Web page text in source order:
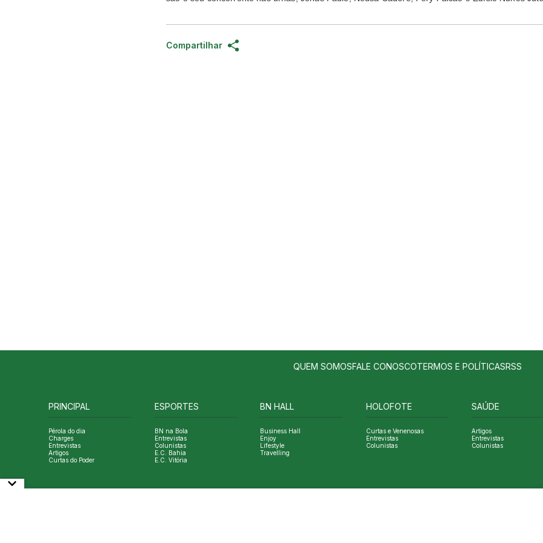
Compartilhar
QUEM SOMOSFALE CONOSCOTERMOS E POLÍTICASRSS
PRINCIPAL
Pérola do dia
Charges
Entrevistas
Artigos
Curtas do Poder
ESPORTES
BN na Bola
Entrevistas
Colunistas
E.C. Bahia
E.C. Vitória
BN HALL
Business Hall
Enjoy
Lifestyle
Travelling
HOLOFOTE
Curtas e Venenosas
Entrevistas
Colunistas
SAÚDE
Artigos
Entrevistas
Colunistas